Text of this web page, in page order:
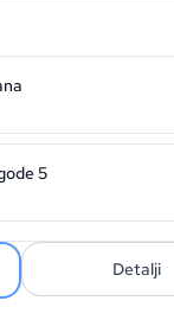
5
Detalji